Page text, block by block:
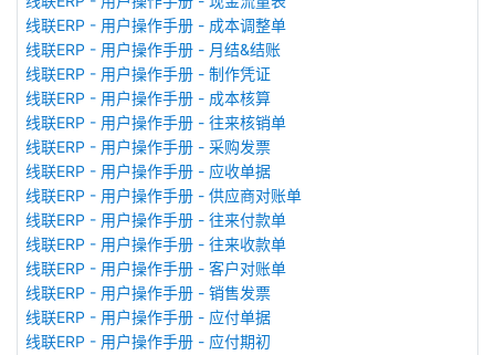
线联ERP - 用户操作手册 - 成本调整单
线联ERP - 用户操作手册 - 月结&结账
线联ERP - 用户操作手册 - 制作凭证
线联ERP - 用户操作手册 - 成本核算
线联ERP - 用户操作手册 - 往来核销单
线联ERP - 用户操作手册 - 采购发票
线联ERP - 用户操作手册 - 应收单据
线联ERP - 用户操作手册 - 供应商对账单
线联ERP - 用户操作手册 - 往来付款单
线联ERP - 用户操作手册 - 往来收款单
线联ERP - 用户操作手册 - 客户对账单
线联ERP - 用户操作手册 - 销售发票
线联ERP - 用户操作手册 - 应付单据
线联ERP - 用户操作手册 - 应付期初